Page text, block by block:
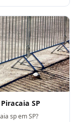
SP
sp em SP?